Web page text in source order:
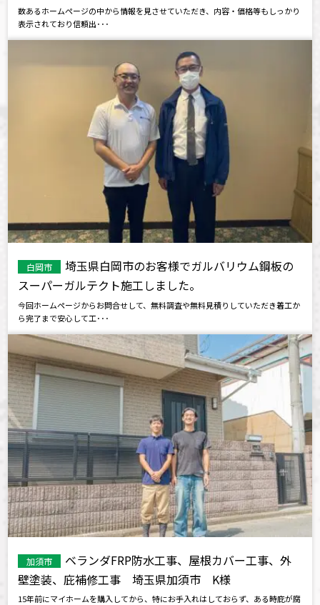
数あるホームページの中から情報を見させていただき、内容・価格等もしっかり
表示されており信頼出･･･
白岡市
埼玉県白岡市のお客様でガルバリウム鋼板の
スーパーガルテクト施工しました。
今回ホームページからお問合せして、無料調査や無料見積りしていただき着工か
ら完了まで安心して工･･･
加須市
ベランダFRP防水工事、屋根カバー工事、外
壁塗装、庇補修工事 埼玉県加須市 K様
15年前にマイホームを購入してから、特にお手入れはしておらず、ある時庇が腐